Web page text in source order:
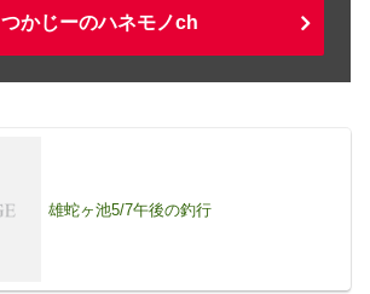
つかじーのハネモノch
雄蛇ヶ池5/7午後の釣行